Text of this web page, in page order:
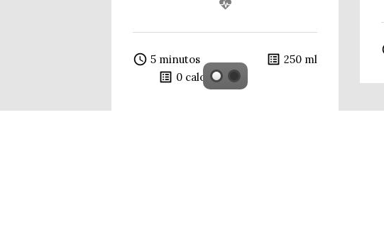
access_time 5 minutos list_alt 250 ml
list_alt 0 calorías